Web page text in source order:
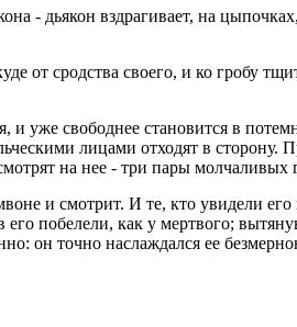
- дьякон вздрагивает, на
от сродства своего, и ко гробу
уже свободнее становится в
лицами отходят в
на нее - три пары молчаливых
и смотрит. И те, кто увидели
побелели, как у мертвого;
он точно наслаждался ее